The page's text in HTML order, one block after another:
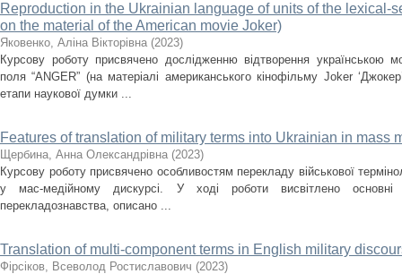
Reproduction in the Ukrainian language of units of the lexical-
on the material of the American movie Joker)
Яковенко, Аліна Вікторівна (2023)
Курсову роботу присвячено дослідженню відтворення українською
поля “ANGER” (на матеріалі американського кінофільму Joker
етапи наукової думки ...
Features of translation of military terms into Ukrainian in mass
Щербина, Анна Олександрівна (2023)
Курсову роботу присвячено особливостям перекладу військової
у мас-медійному дискурсі. У ході роботи висвітлено
перекладознавства, описано ...
Translation of multi-component terms in English military
Фірсіков, Всеволод Ростиславович (2023)